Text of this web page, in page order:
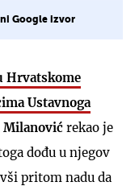
Google izvor
Hrvatskome
Ustavnoga
Milanović rekao je
dođu u njegov
pritom nadu da